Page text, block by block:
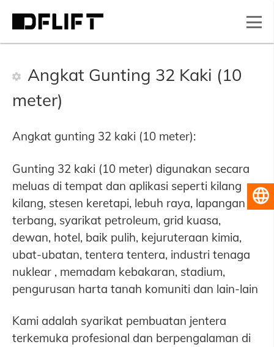
Angkat Gunting 32 Kaki (10
meter)
Angkat gunting 32 kaki (10 meter):
Gunting 32 kaki (10 meter) digunakan secara
meluas di tempat dan aplikasi seperti kilang
kilang, stesen keretapi, lebuh raya, lapangan
terbang, syarikat petroleum, grid kuasa,
dewan, hotel, baik pulih, kejuruteraan kimia,
ubat-ubatan, tentera tentera, industri tenaga
nuklear , memadam kebakaran, stadium,
pengurusan harta tanah komuniti dan lain-lain
Kami adalah syarikat pembuatan jentera
terkemuka profesional dan berpengalaman di
Bahasa Melayu